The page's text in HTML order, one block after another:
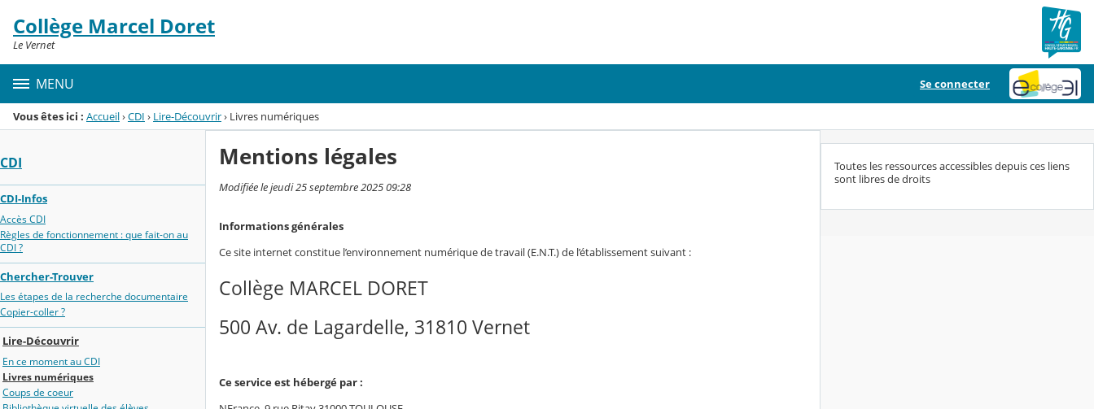
Menu de la rubrique
Contenu
Collège Marcel Doret
Le Vernet
MENU Se connecter
Vous êtes ici : Accueil›CDI › Lire-Découvrir› Livres numériques
CDI
CDI-Infos
Accès CDI
Règles de fonctionnement : que fait-on au
CDI ?
Chercher-Trouver
Les étapes de la recherche documentaire
Copier-coller ?
Lire-Découvrir
En ce moment au CDI
Livres numériques
Coups de coeur
Mentions légales
Modifiée le jeudi 25 septembre 2025 09:28
Informations générales
Ce site internet constitue l’environnement numérique de travail (E.N.T.) de l’établissement suivant :
Collège MARCEL DORET
500 Av. de Lagardelle, 31810 Vernet
Ce service est hébergé par :
Toutes les ressources accessibles depuis ces liens
sont libres de droits